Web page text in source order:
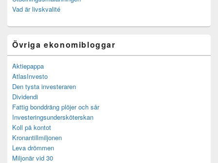
Vad är livskvalité
Övriga ekonomibloggar
Aktiepappa
AtlasInvesto
Den tysta investeraren
Dividendi
Fattig bonddräng plöjer och sår
Investeringsundersköterskan
Koll på kontot
Kronantillmiljonen
Leva drömmen
Miljonär vid 30